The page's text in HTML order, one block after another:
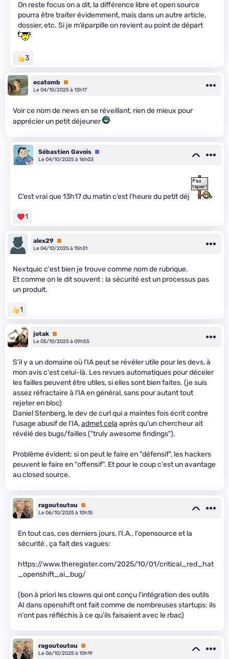
On reste focus on a dit, la différence libre et open source
pourra être traiter évidemment, mais dans un autre article,
dossier, etc. Si je m’éparpille on revient au point de départ
3
ecatomb
Premium
Le 04/10/2025 à 13h17
Voir ce nom de news en se réveillant, rien de mieux pour
apprécier un petit déjeuner
Sébastien Gavois Équipe
Le 04/10/2025 à 16h03
C’est vrai que 13h17 du matin c’est l’heure du petit déj
1
alex29 Premium
Le 04/10/2025 à 15h31
Nextquic c'est bien je trouve comme nom de rubrique.
Et comme on le dit souvent : la sécurité est un processus pas
un produit.
1
jotak Premium
Le 05/10/2025 à 09h55
S'il y a un domaine où l'IA peut se révéler utile pour les devs, à
mon avis c'est celui-là. Les revues automatiques pour déceler
les failles peuvent être utiles, si elles sont bien faites. (je suis
assez réfractaire à l'IA en général, sans pour autant tout
rejeter en bloc)
Daniel Stenberg, le dev de curl qui a maintes fois écrit contre
l'usage abusif de l'IA,admet cela après qu'un chercheur ait
révélé des bugs/failles ("truly awesome findings").
Problème évident: si on peut le faire en "défensif", les hackers
peuvent le faire en "offensif". Et pour le coup c'est un avantage
au closed source.
ragoutoutou
Premium
Le 06/10/2025 à 10h15
En tout cas, ces derniers jours, l'I.A., l'opensource et la
sécurité , ça fait des vagues:
https://www.theregister.com/2025/10/01/critical_red_hat
_openshift_ai_bug/
(bon à priori les clowns qui ont conçu l'intégration des outils
AI dans openshift ont fait comme de nombreuses startups: ils
n'ont pas réfléchis à ce qu'ils faisaient avec le rbac)
ragoutoutou
Premium
Le 06/10/2025 à 10h19